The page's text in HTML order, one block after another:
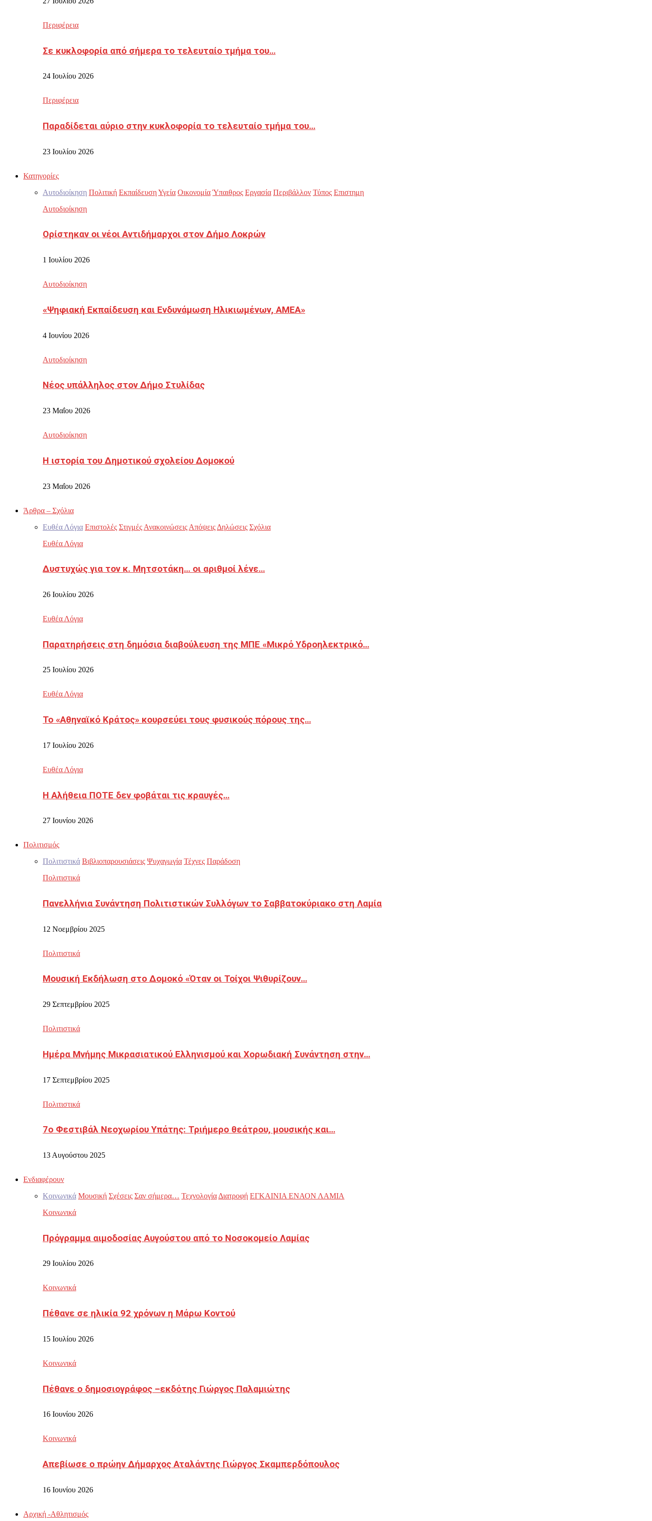
Περιφέρεια
Σε κυκλοφορία από σήμερα το τελευταίο τμήμα του…
24 Ιουλίου 2026
Περιφέρεια
Παραδίδεται αύριο στην κυκλοφορία το τελευταίο τμήμα του…
23 Ιουλίου 2026
Κατηγορίες
Αυτοδιοίκηση Πολιτική ΕκπαίδευσηΥγεία Οικονομία Ύπαιθρος Εργασία Περιβάλλον Τύπος Επιστημη
Αυτοδιοίκηση
Ορίστηκαν οι νέοι Αντιδήμαρχοι στον Δήμο Λοκρών
1 Ιουλίου 2026
Αυτοδιοίκηση
«Ψηφιακή Εκπαίδευση και Ενδυνάμωση Ηλικιωμένων, ΑΜΕΑ»
4 Ιουνίου 2026
Αυτοδιοίκηση
Νέος υπάλληλος στον Δήμο Στυλίδας
23 Μαΐου 2026
Αυτοδιοίκηση
Η ιστορία του Δημοτικού σχολείου Δομοκού
23 Μαΐου 2026
Άρθρα – Σχόλια
Ευθέα Λόγια Επιστολές Στιγμές Ανακοινώσεις Απόψεις Δηλώσεις Σχόλια
Ευθέα Λόγια
Δυστυχώς για τον κ. Μητσοτάκη… οι αριθμοί λένε…
26 Ιουλίου 2026
Ευθέα Λόγια
Παρατηρήσεις στη δημόσια διαβούλευση της ΜΠΕ «Μικρό Υδροηλεκτρικό…
25 Ιουλίου 2026
Ευθέα Λόγια
Το «Αθηναϊκό Κράτος» κουρσεύει τους φυσικούς πόρους της…
17 Ιουλίου 2026
Ευθέα Λόγια
Η Αλήθεια ΠΟΤΕ δεν φοβάται τις κραυγές…
27 Ιουνίου 2026
Πολιτισμός
Πολιτιστικά Βιβλιοπαρουσιάσεις Ψυχαγωγία Τέχνες Παράδοση
Πολιτιστικά
Πανελλήνια Συνάντηση Πολιτιστικών Συλλόγων το Σαββατοκύριακο στη Λαμία
12 Νοεμβρίου 2025
Πολιτιστικά
Μουσική Εκδήλωση στο Δομοκό «Όταν οι Τοίχοι Ψιθυρίζουν…
29 Σεπτεμβρίου 2025
Πολιτιστικά
Ημέρα Μνήμης Μικρασιατικού Ελληνισμού και Χορωδιακή Συνάντηση στην…
17 Σεπτεμβρίου 2025
Πολιτιστικά
7ο Φεστιβάλ Νεοχωρίου Υπάτης: Τριήμερο θεάτρου, μουσικής και…
13 Αυγούστου 2025
Ενδιαφέρουν
Κοινωνικά Μουσική Σχέσεις Σαν σήμερα… Τεχνολογία Διατροφή ΕΓΚΑΙΝΙΑ ΕΝΑΟΝ ΛΑΜΙΑ
Κοινωνικά
Πρόγραμμα αιμοδοσίας Αυγούστου από το Νοσοκομείο Λαμίας
29 Ιουλίου 2026
Κοινωνικά
Πέθανε σε ηλικία 92 χρόνων η Μάρω Κοντού
15 Ιουλίου 2026
Κοινωνικά
Πέθανε ο δημοσιογράφος –εκδότης Γιώργος Παλαμιώτης
16 Ιουνίου 2026
Κοινωνικά
Απεβίωσε ο πρώην Δήμαρχος Αταλάντης Γιώργος Σκαμπερδόπουλος
16 Ιουνίου 2026
Αρχική -Αθλητισμός